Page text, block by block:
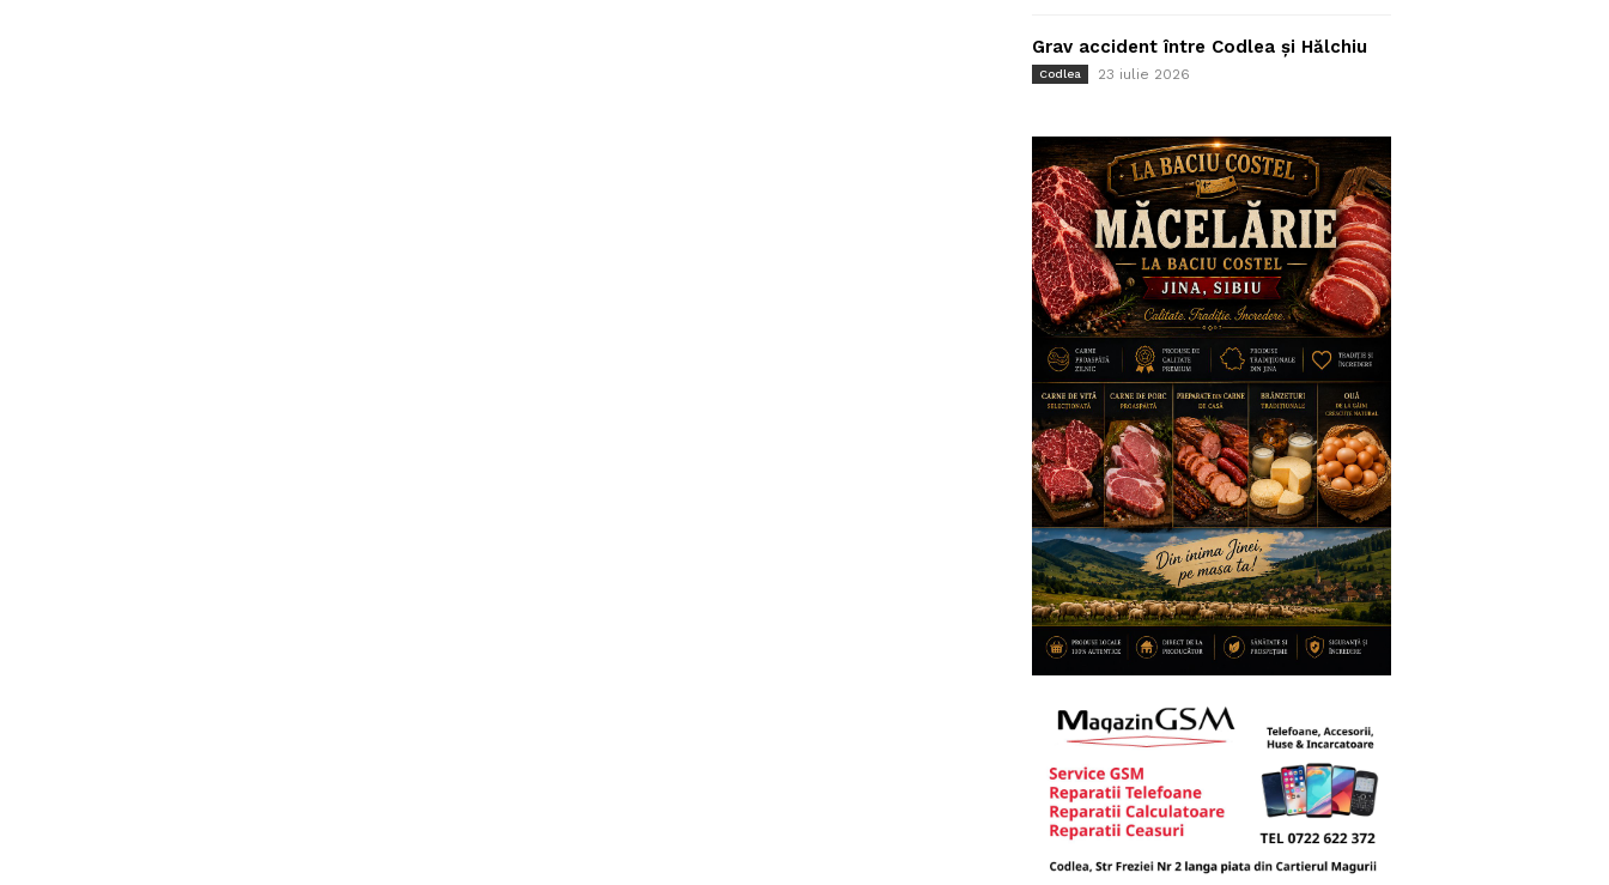
Grav accident între Codlea și Hălchiu
Codlea 23 iulie 2026